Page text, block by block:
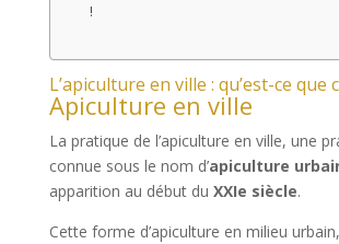
!
L’apiculture en ville : qu’est-ce que
Apiculture en ville
La pratique de l’apiculture en ville, une
connue sous le nom d’apiculture
apparition au début du XXIe siècle.
Cette forme d’apiculture en milieu